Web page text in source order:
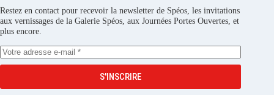
Restez en contact pour recevoir la newsletter de Spéos, les invitations
aux vernissages de la Galerie Spéos, aux Journées Portes Ouvertes, et
plus encore.
S'INSCRIRE